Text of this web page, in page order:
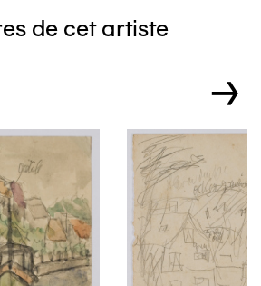
de cet artiste
→